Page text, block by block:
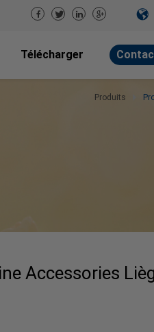
Télécharger
Produits
Accessories